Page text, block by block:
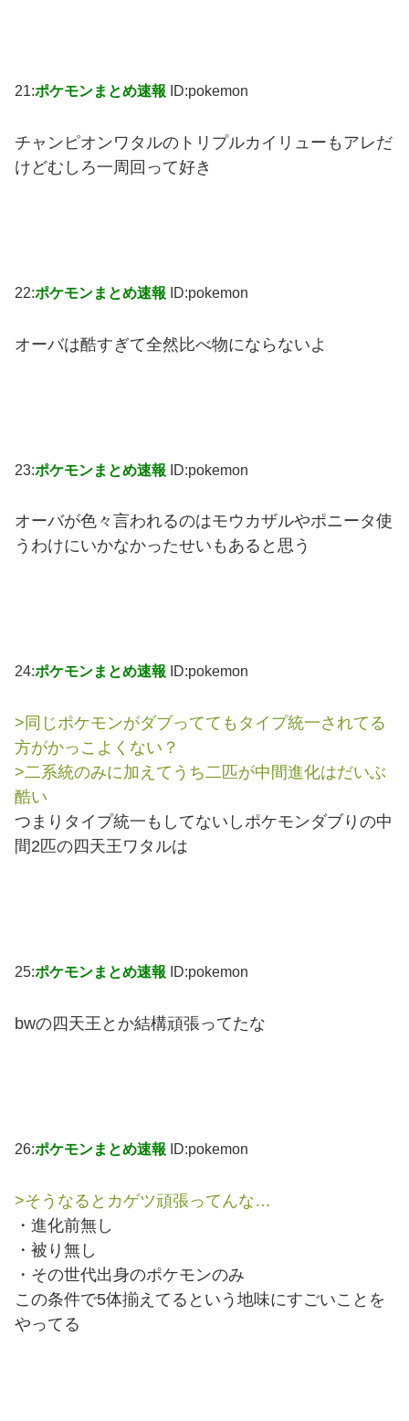
21:ポケモンまとめ速報 ID:pokemon
チャンピオンワタルのトリプルカイリューもアレだ
けどむしろ一周回って好き
22:ポケモンまとめ速報 ID:pokemon
オーバは酷すぎて全然比べ物にならないよ
23:ポケモンまとめ速報 ID:pokemon
オーバが色々言われるのはモウカザルやポニータ使
うわけにいかなかったせいもあると思う
24:ポケモンまとめ速報 ID:pokemon
>同じポケモンがダブっててもタイプ統一されてる
方がかっこよくない？
>二系統のみに加えてうち二匹が中間進化はだいぶ
酷い
つまりタイプ統一もしてないしポケモンダブりの中
間2匹の四天王ワタルは
25:ポケモンまとめ速報 ID:pokemon
bwの四天王とか結構頑張ってたな
26:ポケモンまとめ速報 ID:pokemon
>そうなるとカゲツ頑張ってんな…
・進化前無し
・被り無し
・その世代出身のポケモンのみ
この条件で5体揃えてるという地味にすごいことを
やってる